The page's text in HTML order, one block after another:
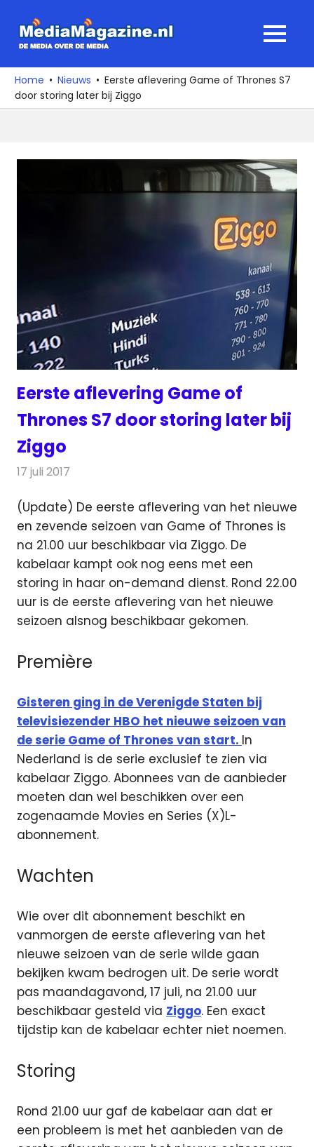
naar
media
over
de
MENU
Home Nieuws
Eerste aflevering Game of Thrones S7
door storing later bij Ziggo
Eerste aflevering Game of
Thrones S7 door storing later bij
Ziggo
17 juli 2017
(Update) De eerste aflevering van het nieuwe
en zevende seizoen van Game of Thrones is
na 21.00 uur beschikbaar via Ziggo. De
kabelaar kampt ook nog eens met een
storing in haar on-demand dienst. Rond 22.00
uur is de eerste aflevering van het nieuwe
seizoen alsnog beschikbaar gekomen.
Première
Gisteren ging in de Verenigde Staten bij
televisiezender HBO het nieuwe seizoen van
de serie Game of Thrones van start. In
Nederland is de serie exclusief te zien via
kabelaar Ziggo. Abonnees van de aanbieder
moeten dan wel beschikken over een
zogenaamde Movies en Series (X)L-
abonnement.
Wachten
Wie over dit abonnement beschikt en
vanmorgen de eerste aflevering van het
nieuwe seizoen van de serie wilde gaan
bekijken kwam bedrogen uit. De serie wordt
pas maandagavond, 17 juli, na 21.00 uur
beschikbaar gesteld via Ziggo. Een exact
tijdstip kan de kabelaar echter niet noemen.
Storing
Rond 21.00 uur gaf de kabelaar aan dat er
een probleem is met het aanbieden van de